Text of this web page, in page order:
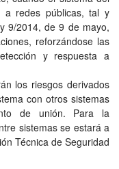
a redes públicas, tal y
9/2014, de 9 de mayo,
reforzándose las
y respuesta a
los riesgos derivados
con otros sistemas
de unión. Para la
sistemas se estará a
Técnica de Seguridad